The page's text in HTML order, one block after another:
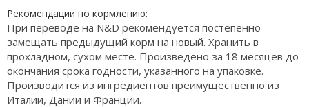
Рекомендации по кормлению:
При переводе на N&D рекомендуется постепенно
замещать предыдущий корм на новый. Хранить в
прохладном, сухом месте. Произведено за 18 месяцев до
окончания срока годности, указанного на упаковке.
Производится из ингредиентов преимущественно из
Италии, Дании и Франции.